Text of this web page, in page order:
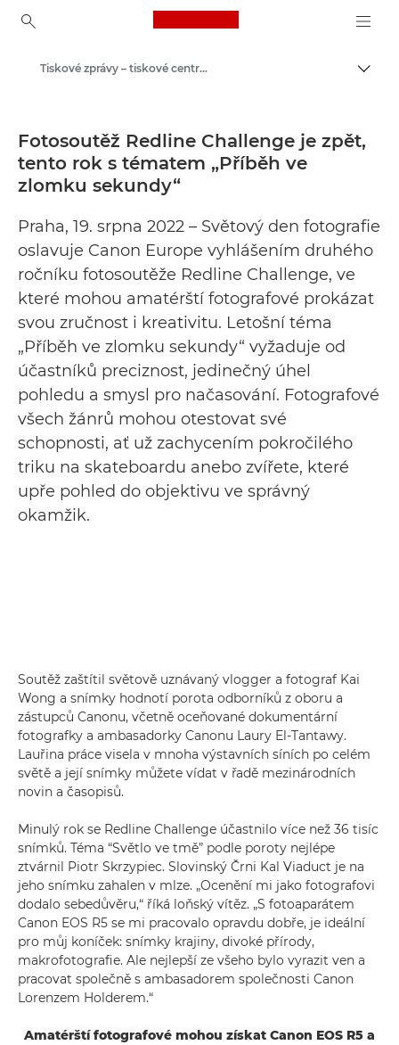
Canon Logo, back to
Tiskové centrum
Tiskové zprávy – tiskové centrum Canon
Fotosoutěž Redline Challenge je zpět,
tento rok s tématem „Příběh ve
zlomku sekundy“
Praha, 19. srpna 2022 – Světový den fotografie
oslavuje Canon Europe vyhlášením druhého
ročníku fotosoutěže Redline Challenge, ve
které mohou amatérští fotografové prokázat
svou zručnost i kreativitu. Letošní téma
„Příběh ve zlomku sekundy“ vyžaduje od
účastníků preciznost, jedinečný úhel
pohledu a smysl pro načasování. Fotografové
všech žánrů mohou otestovat své
schopnosti, ať už zachycením pokročilého
triku na skateboardu anebo zvířete, které
upře pohled do objektivu ve správný
okamžik.
Soutěž zaštítil světově uznávaný vlogger a fotograf Kai
Wong a snímky hodnotí porota odborníků z oboru a
zástupců Canonu, včetně oceňované dokumentární
fotografky a ambasadorky Canonu Laury El-Tantawy.
Lauřina práce visela v mnoha výstavních síních po celém
světě a její snímky můžete vídat v řadě mezinárodních
novin a časopisů.
Minulý rok se Redline Challenge účastnilo více než 36 tisíc
snímků. Téma “Světlo ve tmě” podle poroty nejlépe
ztvárnil Piotr Skrzypiec. Slovinský Črni Kal Viaduct je na
jeho snímku zahalen v mlze. „Ocenění mi jako fotografovi
dodalo sebedůvěru,“ říká loňský vítěz. „S fotoaparátem
Canon EOS R5 se mi pracovalo opravdu dobře, je ideální
pro můj koníček: snímky krajiny, divoké přírody,
makrofotografie. Ale nejlepší ze všeho bylo vyrazit ven a
pracovat společně s ambasadorem společnosti Canon
Lorenzem Holderem.“
Amatérští fotografové mohou získat Canon EOS R5 a